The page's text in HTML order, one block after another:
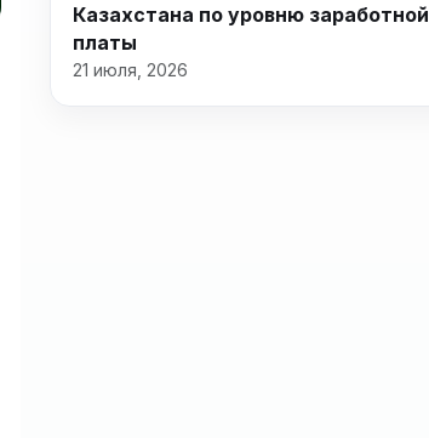
Казахстана по уровню заработной
платы
21 июля, 2026